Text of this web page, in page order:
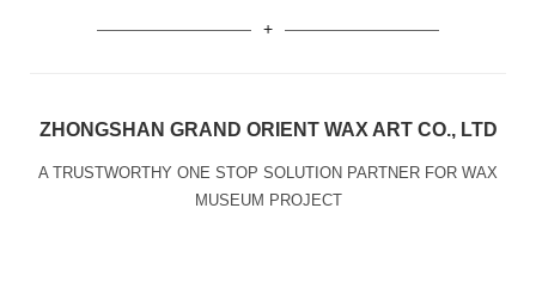
ZHONGSHAN GRAND ORIENT WAX ART CO., LTD
A TRUSTWORTHY ONE STOP SOLUTION PARTNER FOR WAX
MUSEUM PROJECT